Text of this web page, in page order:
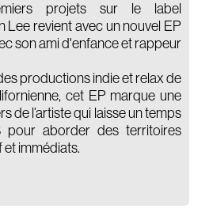
projets sur le label
Lee revient avec un nouvel EP
son ami d'enfance et rappeur
productions indie et relax de
cet EP marque une
de l’artiste qui laisse un temps
pour aborder des territoires
et immédiats.